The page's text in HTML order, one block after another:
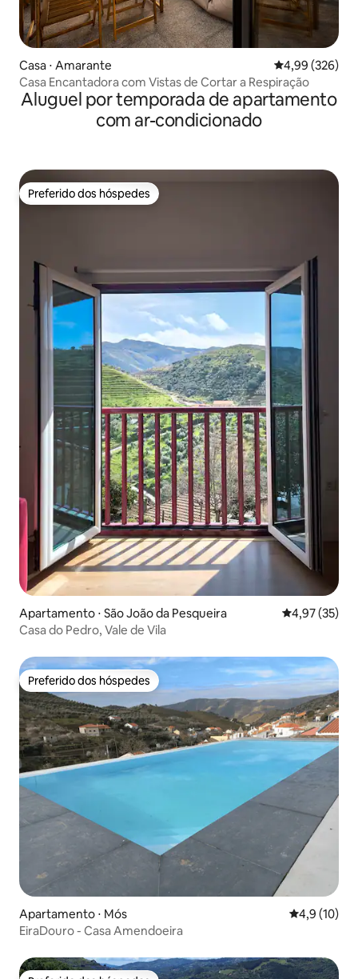
Casa ⋅ Amarante 4,99 de uma
4,99 (326)
Casa Encantadora com Vistas de Cortar a Respiração
Aluguel por temporada de apartamento
com ar-condicionado
Preferido dos hóspedes
Preferido dos hóspedes
Apartamento ⋅ São João da Pesqueira 4,97 de uma
4,97 (35)
Casa do Pedro, Vale de Vila
Preferido dos hóspedes
Preferido dos hóspedes
Apartamento ⋅ Mós 4,9 de uma
4,9 (10)
EiraDouro - Casa Amendoeira